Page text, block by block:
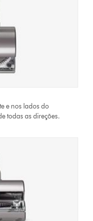
e nos lados do
todas as direções.